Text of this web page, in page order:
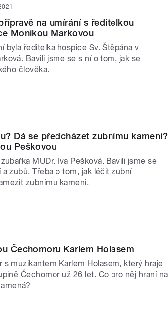
na umírání s ředitelkou
Monikou Markovou
byla ředitelka hospice Sv. Štěpána v
Bavili jsme se s ní o tom, jak se
člověka.
Dá se předcházet zubnímu kameni?
Peškovou
MUDr. Iva Pešková. Bavili jsme se
zubů. Třeba o tom, jak léčit zubní
zubnímu kameni.
Čechomoru Karlem Holasem
s muzikantem Karlem Holasem, který hraje
Čechomor už 26 let. Co pro něj hraní na